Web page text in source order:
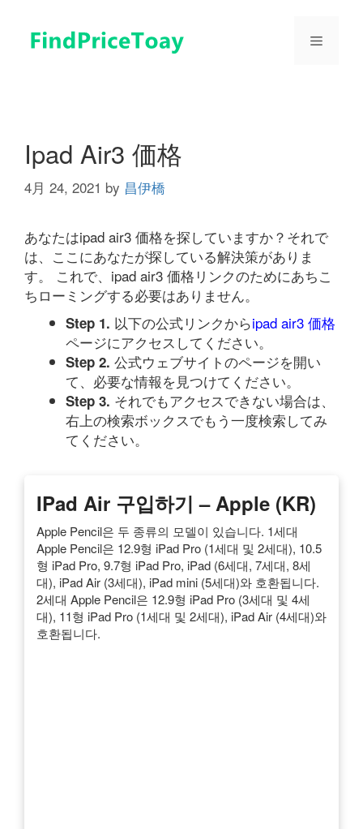
メ
Ipad Air3 価格
4月 24, 2021 by 昌伊橋
あなたはipad air3 価格を探していますか？それで
は、ここにあなたが探している解決策がありま
す。 これで、ipad air3 価格リンクのためにあちこ
ちローミングする必要はありません。
Step 1. 以下の公式リンクからipad air3 価格
ページにアクセスしてください。
Step 2. 公式ウェブサイトのページを開い
て、必要な情報を見つけてください。
Step 3. それでもアクセスできない場合は、
右上の検索ボックスでもう一度検索してみ
てください。
IPad Air 구입하기 – Apple (KR)
Apple Pencil은 두 종류의 모델이 있습니다. 1세대
Apple Pencil은 12.9형 iPad Pro (1세대 및 2세대), 10.5
형 iPad Pro, 9.7형 iPad Pro, iPad (6세대, 7세대, 8세
대), iPad Air (3세대), iPad mini (5세대)와 호환됩니다.
2세대 Apple Pencil은 12.9형 iPad Pro (3세대 및 4세
대), 11형 iPad Pro (1세대 및 2세대), iPad Air (4세대)와
호환됩니다.